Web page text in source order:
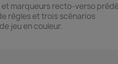
et marqueurs recto-verso
règles et trois scénarios
jeu en couleur.